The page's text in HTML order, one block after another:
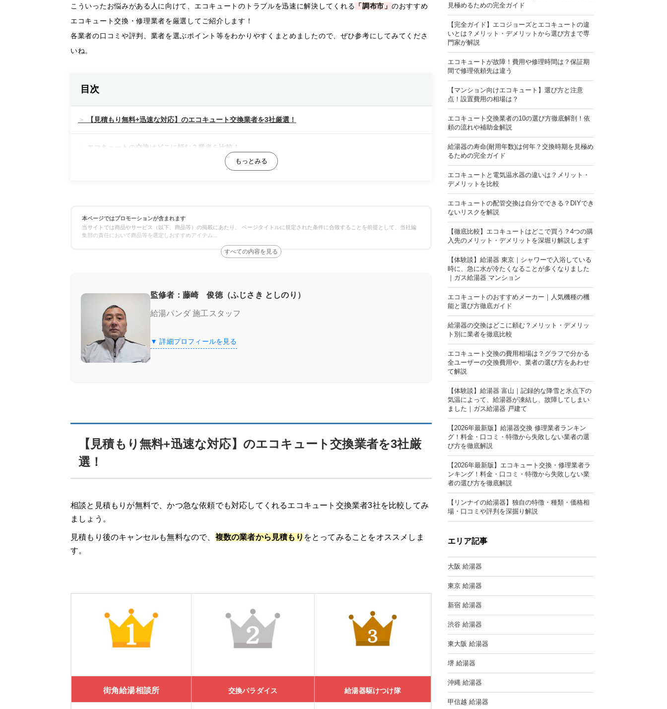
こういったお悩みがある人に向けて、エコキュートのトラブルを迅速に解決してくれる 「調布市」 のおすすめ
エコキュート交換・修理業者を厳選してご紹介します！
各業者の口コミや評判、業者を選ぶポイント等をわかりやすくまとめましたので、ぜひ参考にしてみてくださ
いね。
目次
【見積もり無料+迅速な対応】のエコキュート交換業者を3社厳選！
エコキュートの交換はどこに頼む？業者を比較！
保証の比較
エコキュート専門業者の選び方！ここをチェック
良心価格＆追加費用なし
認定資格の有無
街角給湯相談所の特徴
料金例
街角給湯相談所の口コミ
このページ限定！街角給湯相談所の割引キャンペーン実施中
交換パラダイス
交換パラダイスの口コミ
給湯器駆けつけ隊 ミズテック
「給湯器駆けつけ隊 ミズテック」の4つの特徴
給湯器駆けつけ隊 ミズテックの口コミ
エコ救 from おうちのアラート
本ページではプロモーションが含まれます
当サイトでは商品やサービス（以下、商品等）の掲載にあたり、 ページタイトルに規定された条件に合致することを前提として、当社編
集部の責任において商品等を選定しおすすめアイテム
監修者：藤崎 俊徳（ふじさき としのり）
給湯パンダ 施工スタッフ
▼ 詳細プロフィールを見る
【見積もり無料+迅速な対応】のエコキュート交換業者を3社厳
選！
相談と見積もりが無料で、かつ急な依頼でも対応してくれるエコキュート交換業者3社を比較してみ
ましょう。
見積もり後のキャンセルも無料なので、 複数の業者から見積もり をとってみることをオススメしま
す。
街角給湯相談所 交換パラダイス 給湯器駆けつけ隊
見極めるための完全ガイド
【完全ガイド】エコジョーズとエコキュートの違
いとは？メリット・デメリットから選び方まで専
門家が解説
エコキュートが故障！費用や修理時間は？保証期
間で修理依頼先は違う
【マンション向けエコキュート】選び方と注意
点！設置費用の相場は？
エコキュート交換業者の10の選び方徹底解剖！依
頼の流れや補助金解説
給湯器の寿命(耐用年数)は何年？交換時期を見極め
るための完全ガイド
エコキュートと電気温水器の違いは？メリット・
デメリットを比較
エコキュートの配管交換は自分でできる？DIYでき
ないリスクを解説
【徹底比較】エコキュートはどこで買う？4つの購
入先のメリット・デメリットを深堀り解説します
【体験談】給湯器 東京｜シャワーで入浴している
時に、急に水が冷たくなることが多くなりました
｜ガス給湯器 マンション
エコキュートのおすすめメーカー｜人気機種の機
能と選び方徹底ガイド
給湯器の交換はどこに頼む？メリット・デメリッ
ト別に業者を徹底比較
エコキュート交換の費用相場は？グラフで分かる
全ユーザーの交換費用や、業者の選び方をあわせ
て解説
【体験談】給湯器 富山｜記録的な降雪と氷点下の
気温によって、給湯器が凍結し、故障してしまい
ました｜ガス給湯器 戸建て
【2026年最新版】給湯器交換 修理業者ランキン
グ！料金・口コミ・特徴から失敗しない業者の選
び方を徹底解説
【2026年最新版】エコキュート交換・修理業者ラ
ンキング！料金・口コミ・特徴から失敗しない業
者の選び方を徹底解説
【リンナイの給湯器】独自の特徴・種類・価格相
場・口コミや評判を深掘り解説
エリア記事
大阪 給湯器
東京 給湯器
新宿 給湯器
渋谷 給湯器
東大阪 給湯器
堺 給湯器
沖縄 給湯器
甲信越 給湯器